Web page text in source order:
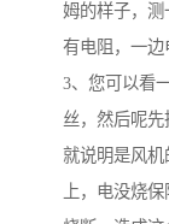
姆的样子，
有电阻，一边
3、您可以看
丝，然后呢
就说明是风
上，电没烧